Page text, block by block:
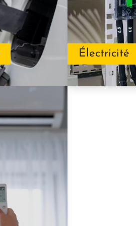
Électricité